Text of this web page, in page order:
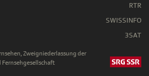
RTR
SWISSINFO
3SAT
Zweigniederlassung der
Fernsehgesellschaft